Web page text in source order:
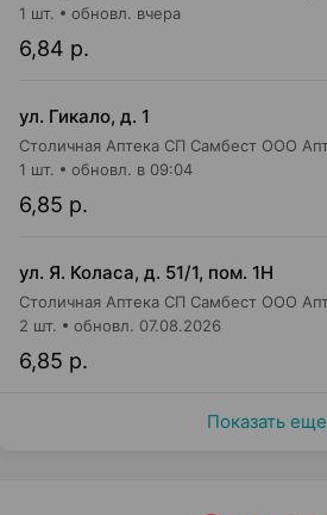
6,84 р.
1 шт. обновл. вчера
ул. Гикало, д. 1
6,85 р.
1 шт. обновл. в 09:04
ул. Я. Коласа, д. 51/1, пом. 1Н
6,85 р.
2 шт. обновл. 07.08.2026
Показать еще